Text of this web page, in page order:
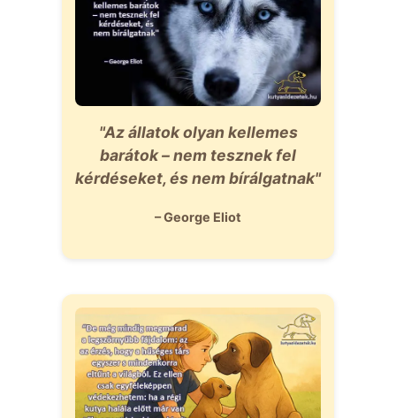
"Az állatok olyan kellemes
barátok – nem tesznek fel
kérdéseket, és nem bírálgatnak"
– George Eliot